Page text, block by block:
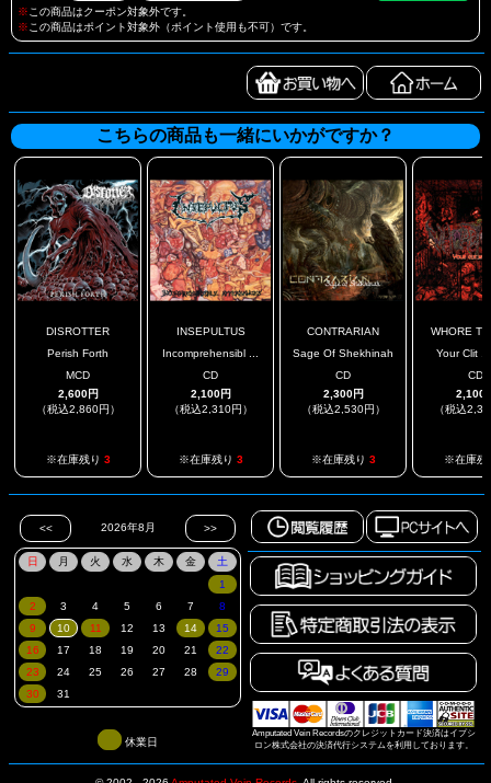
※ この商品はクーポン対象外です。
※ この商品はポイント対象外（ポイント使用も不可）です。
こちらの商品も一緒にいかがですか？
DISROTTER
Perish Forth
MCD
2,600円
（税込2,860円）
※在庫残り 3
INSEPULTUS
Incomprehensibl ...
CD
2,100円
（税込2,310円）
※在庫残り 3
CONTRARIAN
Sage Of Shekhinah
CD
2,300円
（税込2,530円）
※在庫残り 3
WHORE
Your Clit
CD
2,100
（税込
※在庫残
Amputated Vein Recordsのクレジットカード決済はイプシ
ロン株式会社の決済代行システムを利用しております。
休業日